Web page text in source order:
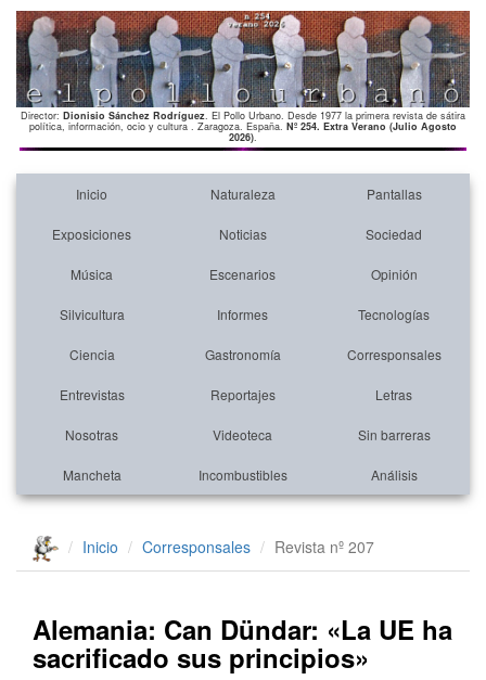
Director: Dionisio Sánchez Rodríguez. El Pollo Urbano. Desde 1977 la primera revista de sátira
política, información, ocio y cultura . Zaragoza. España. Nº 254. Extra Verano (Julio Agosto
2026).
Inicio Naturaleza Pantallas
Exposiciones Noticias Sociedad
Música Escenarios Opinión
Silvicultura Informes Tecnologías
Ciencia Gastronomía Corresponsales
Entrevistas Reportajes Letras
Nosotras Videoteca Sin barreras
Mancheta Incombustibles Análisis
Inicio Corresponsales Revista nº 207
Alemania: Can Dündar: «La UE ha
sacrificado sus principios»